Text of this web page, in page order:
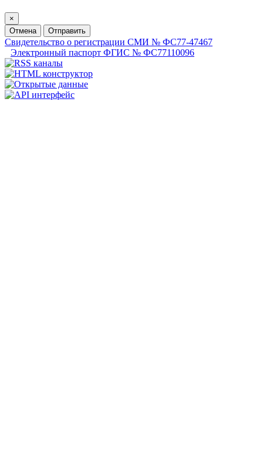
×
Отмена
Отправить
Свидетельство о регистрации СМИ № ФС77-47467
Электронный паспорт ФГИС № ФС77110096